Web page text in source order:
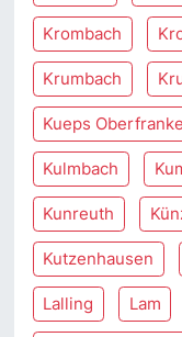
Krombach
Krumbach
Kueps
Kulmbach
Kunreuth
Kutzenhausen
Lalling Lam